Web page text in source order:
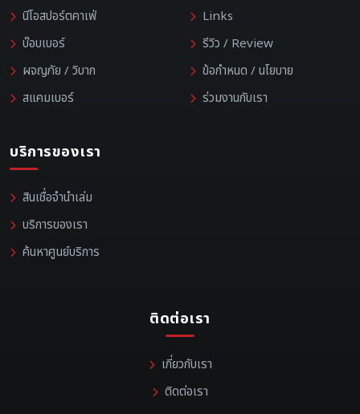
นีโอสปอร์ตคาเฟ่
บ๊อบเบอร์
ผจญภัย / วิบาก
สแคมเบอร์
Links
รีวิว / Review
ข้อกำหนด / นโยบาย
ร่วมงานกับเรา
บริการของเรา
สินเชื่อจำนำเล่ม
บริการของเรา
ค้นหาศูนย์บริการ
ติดต่อเรา
เกี่ยวกับเรา
ติดต่อเรา